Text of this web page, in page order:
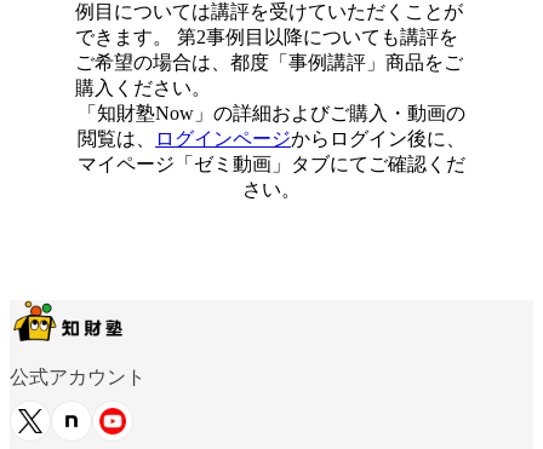
例目については講評を受けていただくことが
できます。 第2事例目以降についても講評を
ご希望の場合は、都度「事例講評」商品をご
購入ください。
「知財塾Now」の詳細およびご購入・動画の
閲覧は、
ログインページからログイン後に、
マイページ「ゼミ動画」タブにてご確認くだ
さい。
公式アカウント